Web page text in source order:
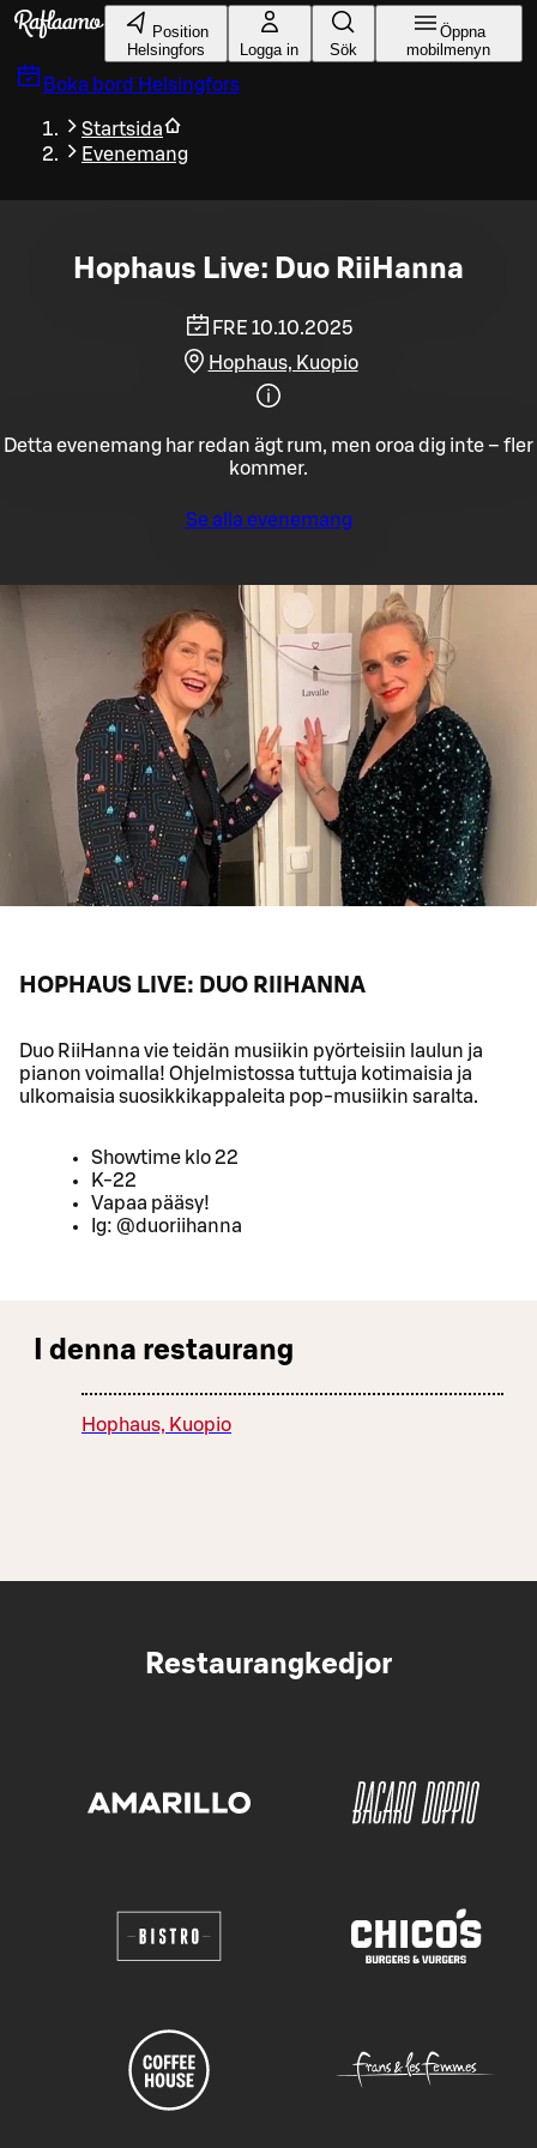
Gå till huvudinnehållet
Position
Helsingfors
Logga in Sök
Öppna
mobilmenyn
Boka bord Helsingfors
Startsida
Evenemang
Hophaus Live: Duo RiiHanna
FRE 10.10.2025
Hophaus, Kuopio
Detta evenemang har redan ägt rum, men oroa dig inte – fler
kommer.
Se alla evenemang
HOPHAUS LIVE: DUO RIIHANNA
Duo RiiHanna vie teidän musiikin pyörteisiin laulun ja
pianon voimalla! Ohjelmistossa tuttuja kotimaisia ja
ulkomaisia suosikkikappaleita pop-musiikin saralta.
Showtime klo 22
K-22
Vapaa pääsy!
Ig: @duoriihanna
I denna restaurang
Hophaus, Kuopio
Restaurangkedjor